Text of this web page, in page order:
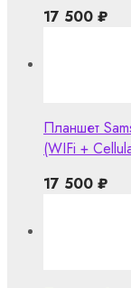
17 500 ₽
Планшет
(WIFi +
17 500 ₽